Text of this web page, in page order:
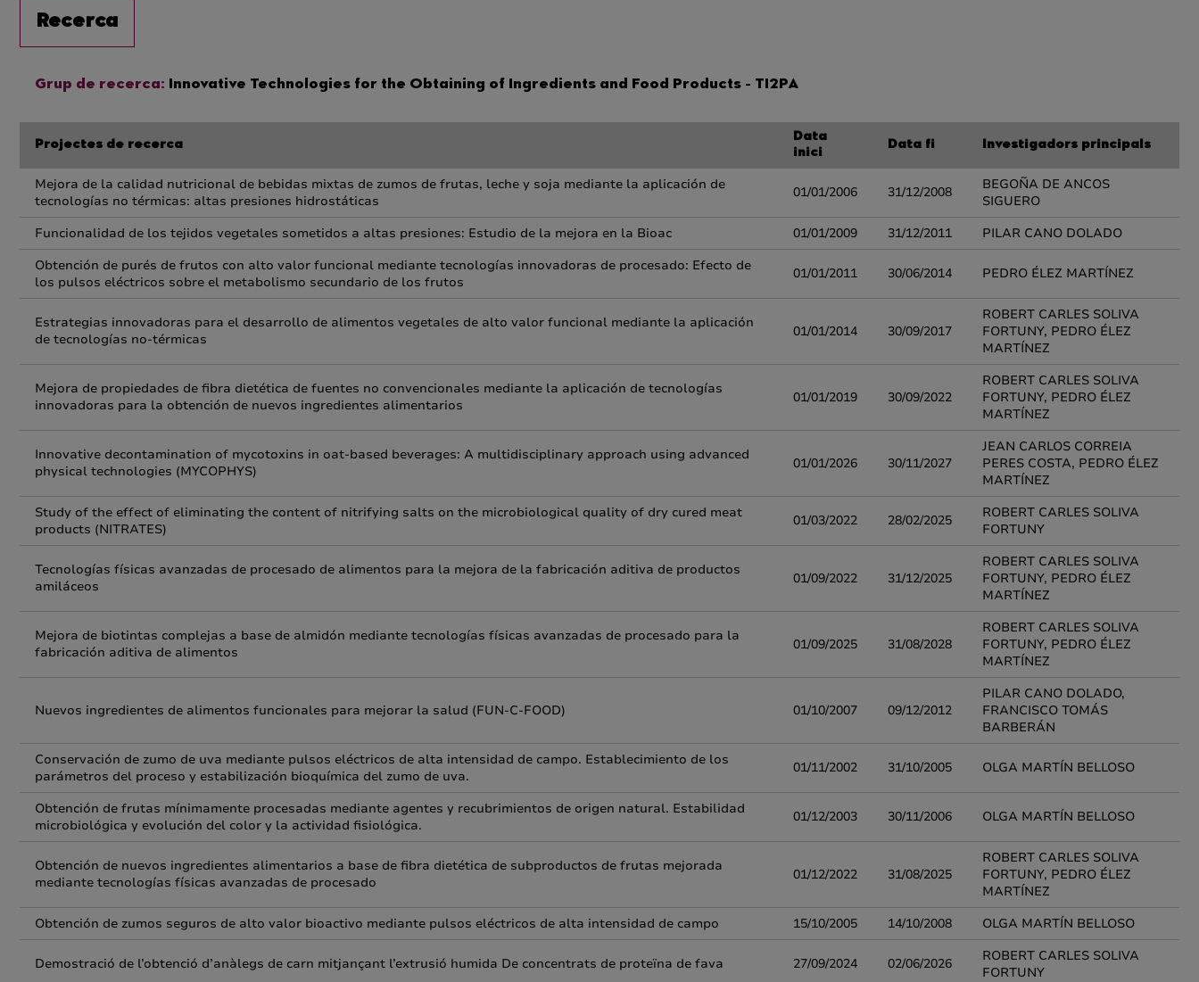
Recerca
Grup de recerca: Innovative Technologies for the Obtaining of Ingredients and Food Products - TI2PA
Projectes de recerca
Data
inici
Data fi Investigadors principals
Mejora de la calidad nutricional de bebidas mixtas de zumos de frutas, leche y soja mediante la aplicación de
tecnologías no térmicas: altas presiones hidrostáticas
01/01/2006 31/12/2008
BEGOÑA DE ANCOS
SIGUERO
Funcionalidad de los tejidos vegetales sometidos a altas presiones: Estudio de la mejora en la Bioac
01/01/2009 31/12/2011
PILAR CANO DOLADO
Obtención de purés de frutos con alto valor funcional mediante tecnologías innovadoras de procesado: Efecto de
los pulsos eléctricos sobre el metabolismo secundario de los frutos
01/01/2011 30/06/2014 PEDRO ÉLEZ MARTÍNEZ
Estrategias innovadoras para el desarrollo de alimentos vegetales de alto valor funcional mediante la aplicación
de tecnologías no-térmicas
01/01/2014 30/09/2017
ROBERT CARLES SOLIVA
FORTUNY, PEDRO ÉLEZ
MARTÍNEZ
Mejora de propiedades de fibra dietética de fuentes no convencionales mediante la aplicación de tecnologías
innovadoras para la obtención de nuevos ingredientes alimentarios
01/01/2019 30/09/2022
ROBERT CARLES SOLIVA
FORTUNY, PEDRO ÉLEZ
MARTÍNEZ
Innovative decontamination of mycotoxins in oat-based beverages: A multidisciplinary approach using advanced
physical technologies (MYCOPHYS)
01/01/2026 30/11/2027
JEAN CARLOS CORREIA
PERES COSTA, PEDRO ÉLEZ
MARTÍNEZ
Study of the effect of eliminating the content of nitrifying salts on the microbiological quality of dry cured meat
products (NITRATES)
01/03/2022 28/02/2025
ROBERT CARLES SOLIVA
FORTUNY
Tecnologías físicas avanzadas de procesado de alimentos para la mejora de la fabricación aditiva de productos
amiláceos
01/09/2022 31/12/2025
ROBERT CARLES SOLIVA
FORTUNY, PEDRO ÉLEZ
MARTÍNEZ
Mejora de biotintas complejas a base de almidón mediante tecnologías físicas avanzadas de procesado para la
fabricación aditiva de alimentos
01/09/2025 31/08/2028
ROBERT CARLES SOLIVA
FORTUNY, PEDRO ÉLEZ
MARTÍNEZ
Nuevos ingredientes de alimentos funcionales para mejorar la salud (FUN-C-FOOD) 01/10/2007 09/12/2012
PILAR CANO DOLADO,
FRANCISCO TOMÁS
BARBERÁN
Conservación de zumo de uva mediante pulsos eléctricos de alta intensidad de campo. Establecimiento de los
parámetros del proceso y estabilización bioquímica del zumo de uva.
01/11/2002 31/10/2005 OLGA MARTÍN BELLOSO
Obtención de frutas mínimamente procesadas mediante agentes y recubrimientos de origen natural. Estabilidad
microbiológica y evolución del color y la actividad fisiológica.
01/12/2003 30/11/2006 OLGA MARTÍN BELLOSO
Obtención de nuevos ingredientes alimentarios a base de fibra dietética de subproductos de frutas mejorada
mediante tecnologías físicas avanzadas de procesado
01/12/2022 31/08/2025
ROBERT CARLES SOLIVA
FORTUNY, PEDRO ÉLEZ
MARTÍNEZ
Obtención de zumos seguros de alto valor bioactivo mediante pulsos eléctricos de alta intensidad de campo
15/10/2005 14/10/2008 OLGA MARTÍN BELLOSO
Demostració de l’obtenció d’anàlegs de carn mitjançant l’extrusió humida De concentrats de proteïna de fava 27/09/2024 02/06/2026
ROBERT CARLES SOLIVA
FORTUNY